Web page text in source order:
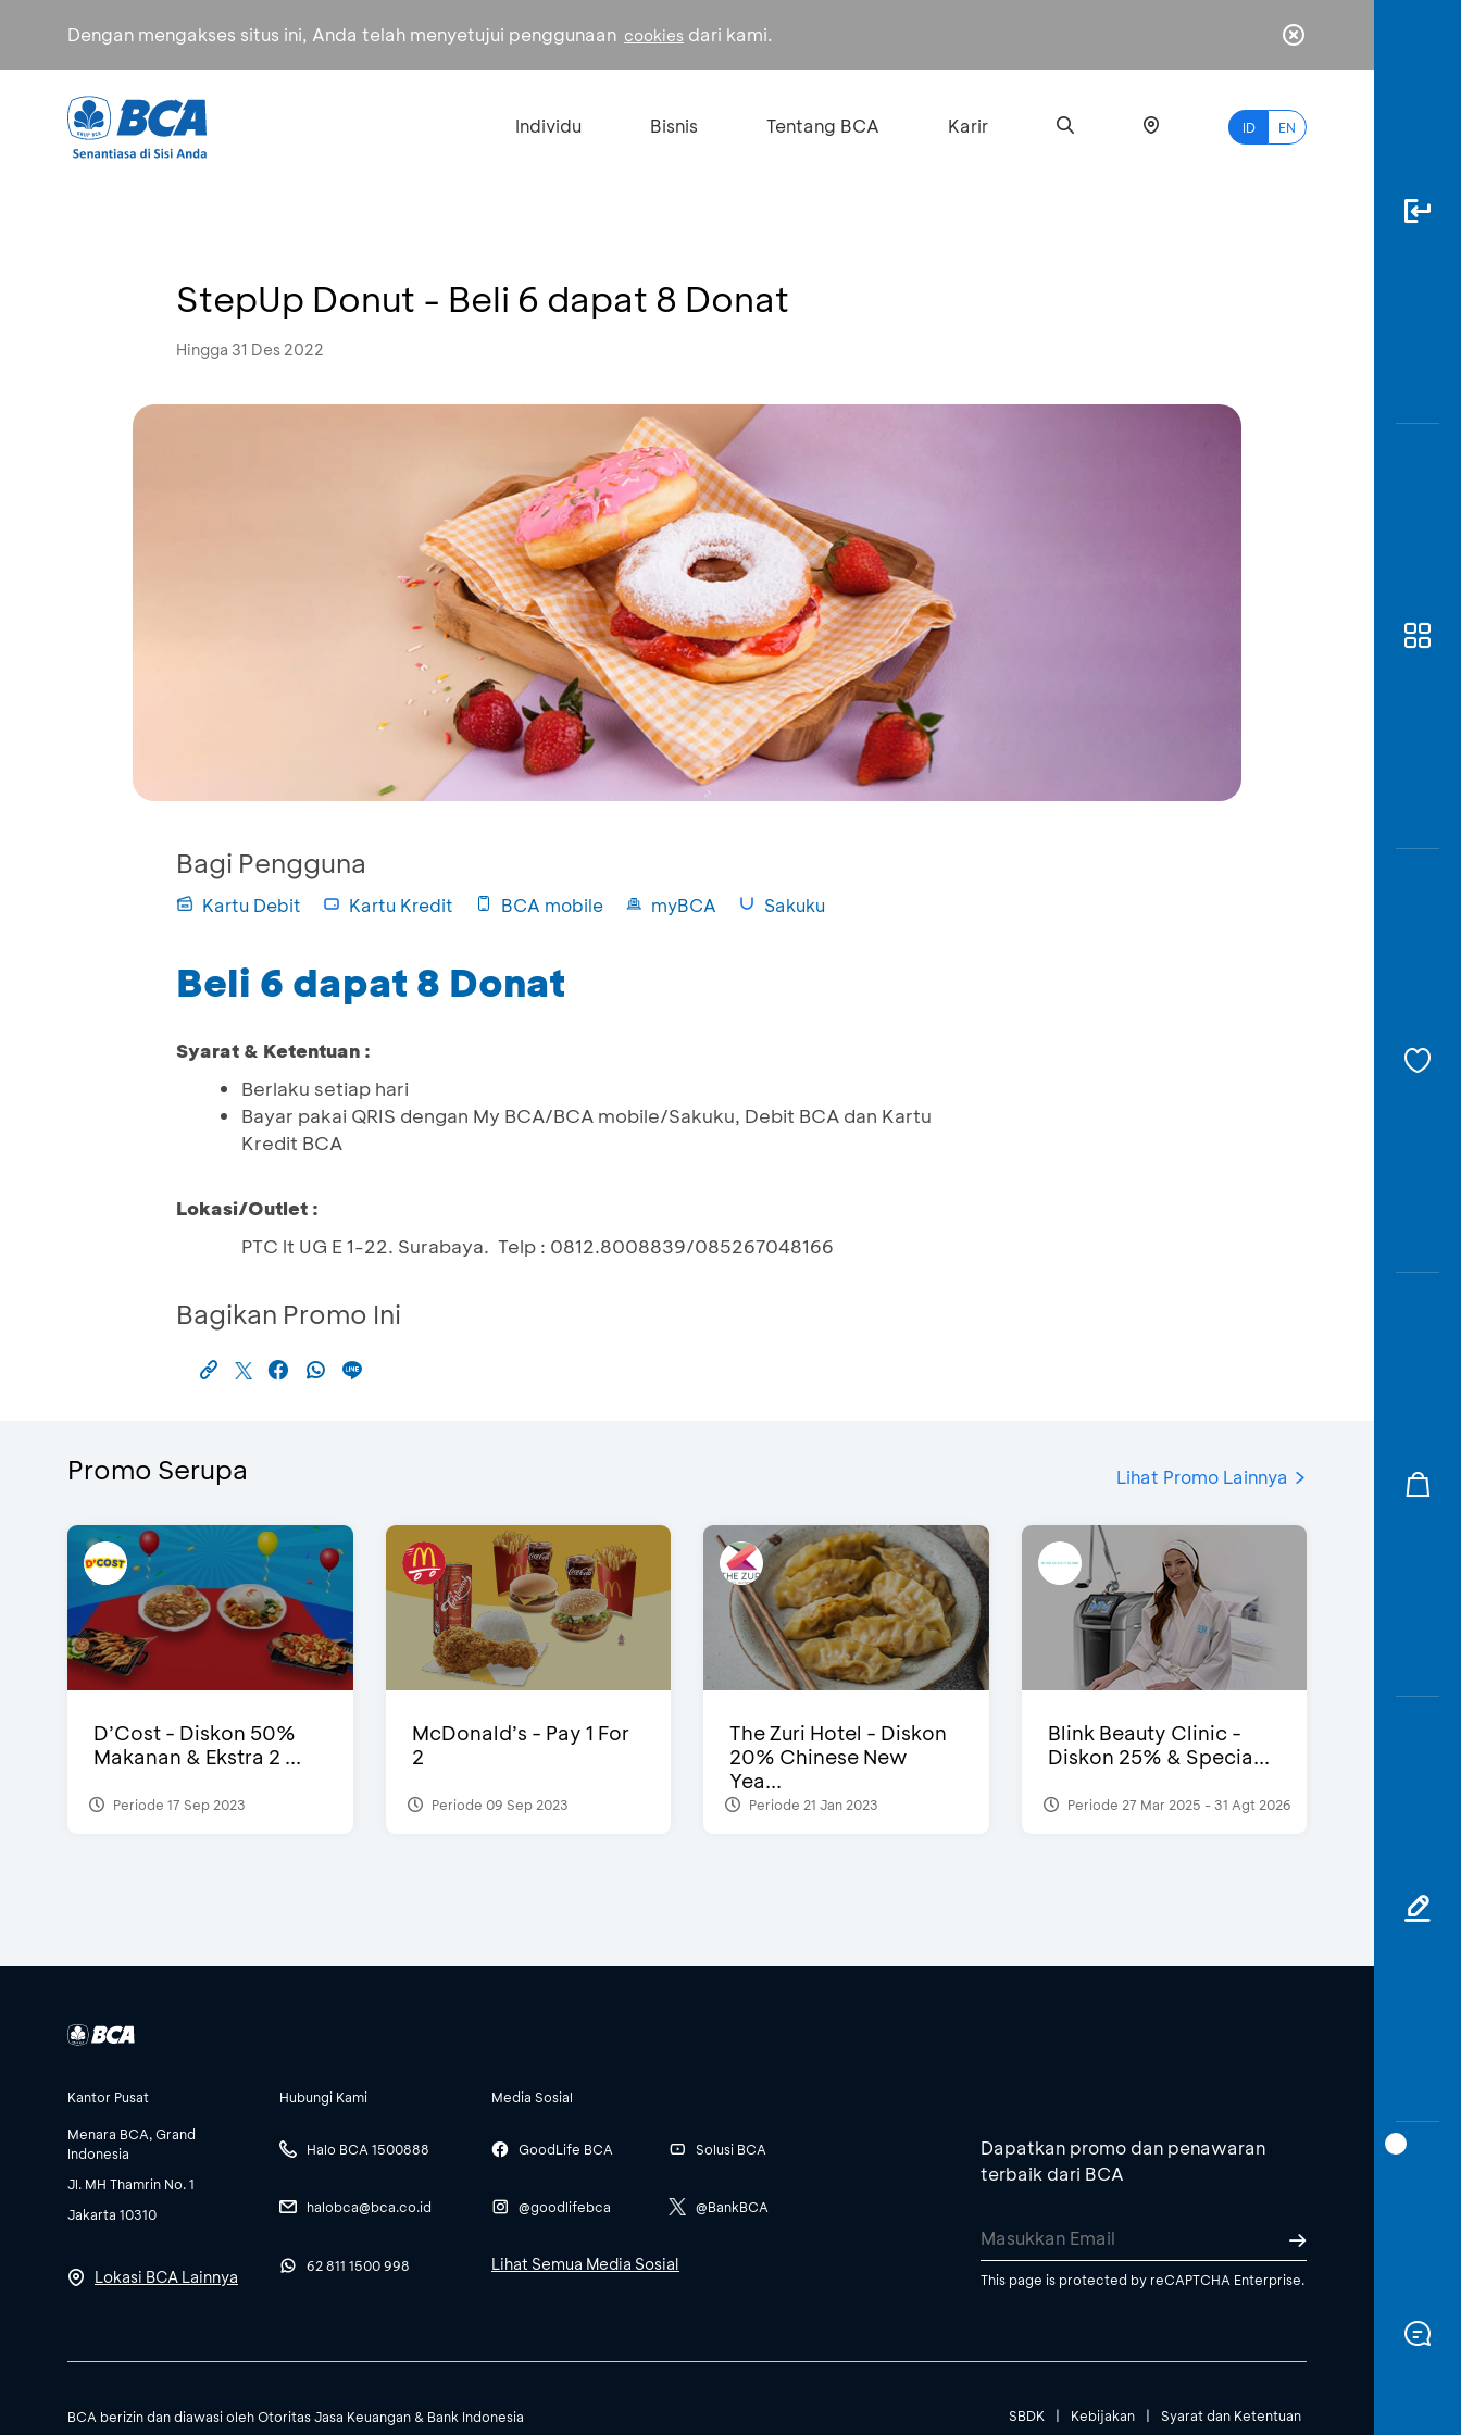
Dengan mengakses situs ini, Anda telah menyetujui penggunaan cookies dari kami.
Individu Bisnis Tentang BCA Karir ID EN
StepUp Donut - Beli 6 dapat 8 Donat
Hingga 31 Des 2022
Bagi Pengguna
Kartu Debit Kartu Kredit BCA mobile myBCA Sakuku
Beli 6 dapat 8 Donat
Syarat & Ketentuan :
Berlaku setiap hari
Bayar pakai QRIS dengan My BCA/BCA mobile/Sakuku, Debit BCA dan Kartu
Kredit BCA
Lokasi/Outlet :
PTC lt UG E 1-22. Surabaya. Telp : 0812.8008839/085267048166
Bagikan Promo Ini
Promo Serupa Lihat Promo Lainnya
D’Cost - Diskon 50%
Makanan & Ekstra 2 ...
Periode 17 Sep 2023
McDonald’s - Pay 1 For
2
Periode 09 Sep 2023
The Zuri Hotel - Diskon
20% Chinese New
Yea...
Periode 21 Jan 2023
Blink Beauty Clinic -
Diskon 25% & Specia...
Periode 27 Mar 2025 - 31 Agt 2026
Kantor Pusat
Menara BCA, Grand
Indonesia
Jl. MH Thamrin No. 1
Jakarta 10310
Lokasi BCA Lainnya
Hubungi Kami
Halo BCA 1500888
halobca@bca.co.id
62 811 1500 998
Media Sosial
GoodLife BCA
@goodlifebca
Solusi BCA
@BankBCA
Lihat Semua Media Sosial
Dapatkan promo dan penawaran
terbaik dari BCA
This page is protected by reCAPTCHA Enterprise.
SBDK | Kebijakan | Syarat dan Ketentuan
BCA berizin dan diawasi oleh Otoritas Jasa Keuangan & Bank Indonesia